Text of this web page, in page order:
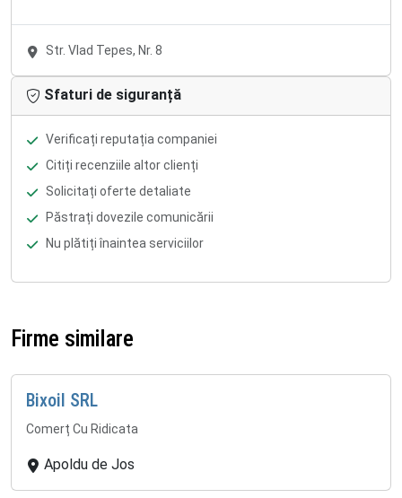
Str. Vlad Tepes, Nr. 8
Sfaturi de siguranță
Verificați reputația companiei
Citiți recenziile altor clienți
Solicitați oferte detaliate
Păstrați dovezile comunicării
Nu plătiți înaintea serviciilor
Firme similare
Bixoil SRL
Comerț Cu Ridicata
Apoldu de Jos